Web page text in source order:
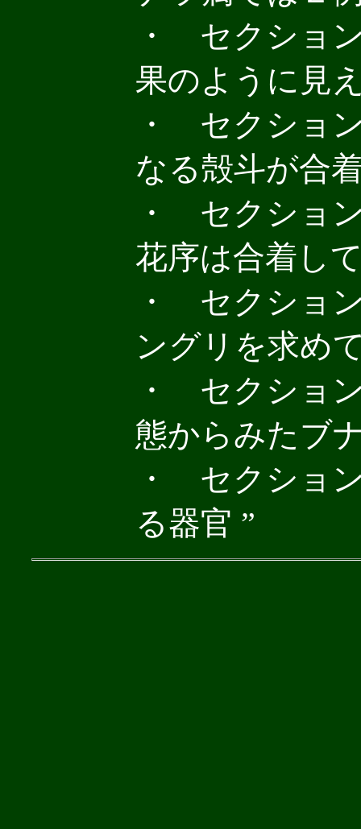
・ セクショ
果のように見
・ セクショ
なる殻斗が合
・ セクショ
花序は合着し
・ セクショ
ングリを求め
・ セクショ
態からみたブ
・ セクショ
る器官 ”